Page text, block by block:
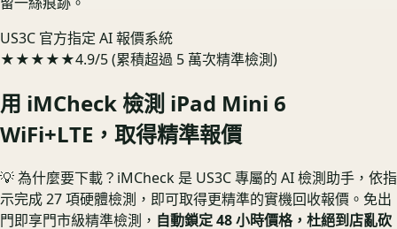
US3C 官方指定 AI 報價系統
★★★★★4.9/5 (累積超過 5 萬次精準檢測)
用 iMCheck 檢測 iPad Mini 6
WiFi+LTE ，取得精準報價
💡 為什麼要下載？ iMCheck 是 US3C 專屬的 AI 檢測助手，依指
示完成 27 項硬體檢測，即可取得更精準的實機回收報價。 免出
門即享門市級精準檢測， 自動鎖定 48 小時價格，杜絕到店亂砍